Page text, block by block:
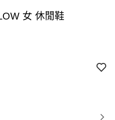
女 休閒鞋